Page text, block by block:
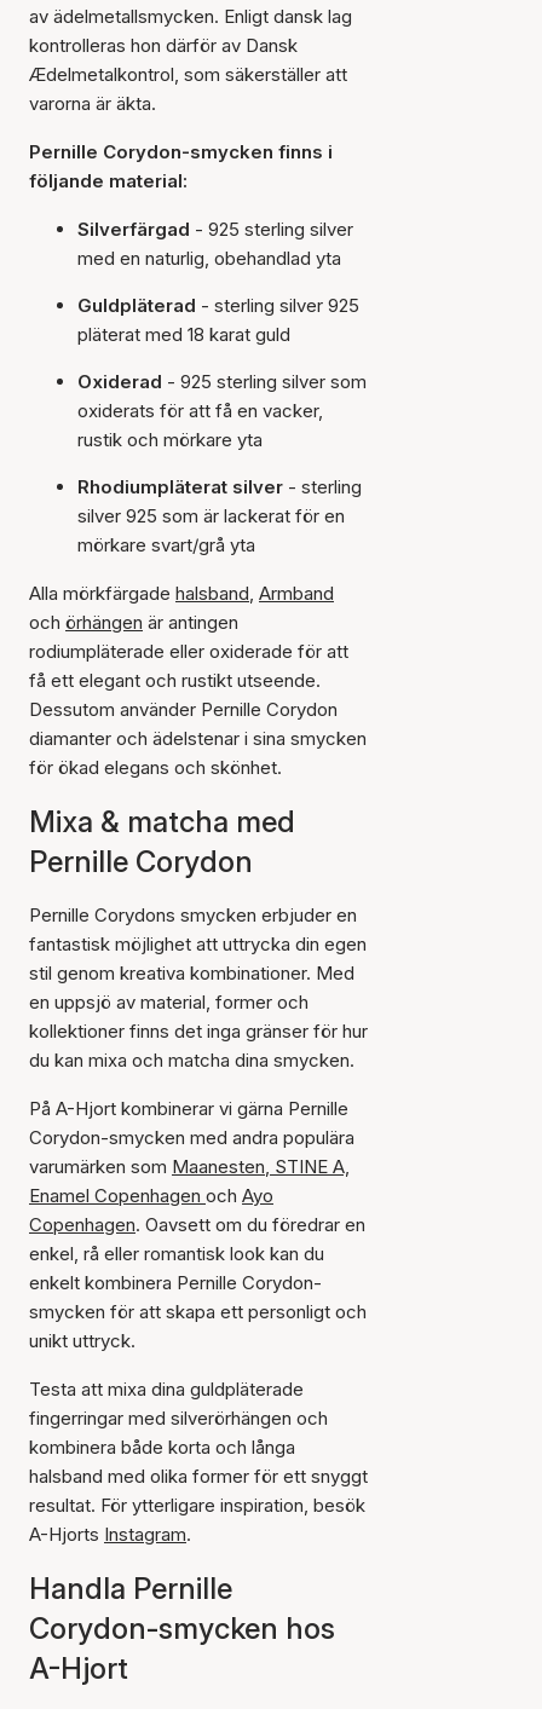
av ädelmetallsmycken. Enligt dansk lag
kontrolleras hon därför av Dansk
Ædelmetalkontrol, som säkerställer att
varorna är äkta.
Pernille Corydon-smycken finns i
följande material:
Silverfärgad - 925 sterling silver
med en naturlig, obehandlad yta
Guldpläterad - sterling silver 925
pläterat med 18 karat guld
Oxiderad - 925 sterling silver som
oxiderats för att få en vacker,
rustik och mörkare yta
Rhodiumpläterat silver - sterling
silver 925 som är lackerat för en
mörkare svart/grå yta
Alla mörkfärgade halsband, Armband
och örhängen är antingen
rodiumpläterade eller oxiderade för att
få ett elegant och rustikt utseende.
Dessutom använder Pernille Corydon
diamanter och ädelstenar i sina smycken
för ökad elegans och skönhet.
Mixa & matcha med
Pernille Corydon
Pernille Corydons smycken erbjuder en
fantastisk möjlighet att uttrycka din egen
stil genom kreativa kombinationer. Med
en uppsjö av material, former och
kollektioner finns det inga gränser för hur
du kan mixa och matcha dina smycken.
På A-Hjort kombinerar vi gärna Pernille
Corydon-smycken med andra populära
varumärken som Maanesten, STINE A,
Enamel Copenhagen och Ayo
Copenhagen. Oavsett om du föredrar en
enkel, rå eller romantisk look kan du
enkelt kombinera Pernille Corydon-
smycken för att skapa ett personligt och
unikt uttryck.
Testa att mixa dina guldpläterade
fingerringar med silverörhängen och
kombinera både korta och långa
halsband med olika former för ett snyggt
resultat. För ytterligare inspiration, besök
A-Hjorts Instagram.
Handla Pernille
Corydon-smycken hos
A-Hjort